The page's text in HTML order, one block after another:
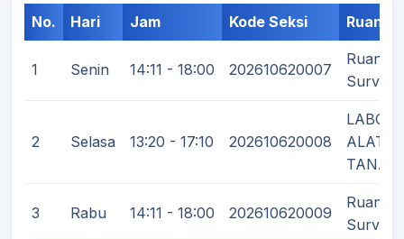
No.
Hari Jam Kode Seksi
1 Senin 14:11 - 18:00 202610620007
Ruang
Survey
2 Selasa 13:20 - 17:10 202610620008
ALAT
TANAH
3 Rabu 14:11 - 18:00 202610620009
Ruang
Survey